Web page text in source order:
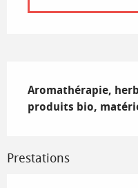
Aromathérapie,
produits bio,
Prestations